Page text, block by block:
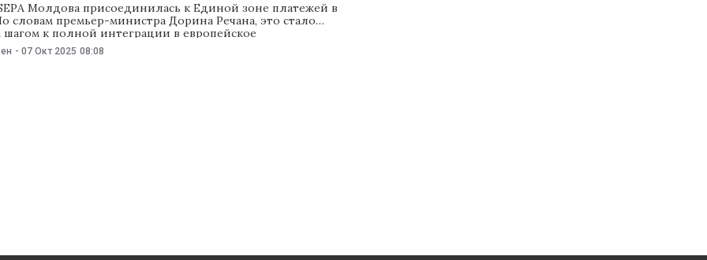
Молдова присоединилась к Единой зоне платежей в
словам премьер-министра Дорина Речана, это стало
к полной интеграции в европейское
пространство». Теперь переводы в евро для граждан и
обрабатывать «по тем же стандартам и тарифам, что и в
- 07 Окт 2025 08:08